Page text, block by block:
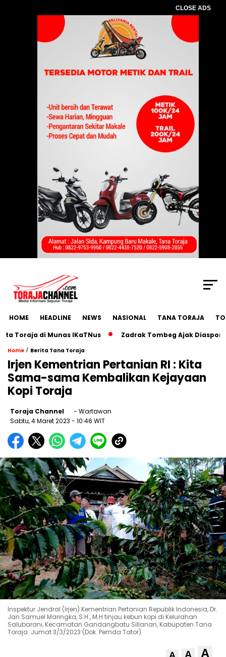
CLOSE ADS
HOME HEADLINE NEWS NASIONAL TANA TORAJA
di Munas IKaTNus
Zadrak Tombeg Ajak Diaspora
Home / Berita Tana Toraja
Irjen Kementrian Pertanian RI : Kita
Sama-sama Kembalikan Kejayaan
Kopi Toraja
Toraja Channel
- Wartawan
Sabtu, 4 Maret 2023 - 10:46 WIT
Inspektur Jendral (Irjen) Kementrian Pertanian Republik Indonesia, Dr.
Jan Samuel Maringka, S.H., M.H tinjau kebun kopi di Kelurahan
Salubarani, Kecamatan Gandangbatu Sillanan, Kabupaten Tana
Toraja. Jumat 3/3/2023 (Dok. Pemda Tator)
A A